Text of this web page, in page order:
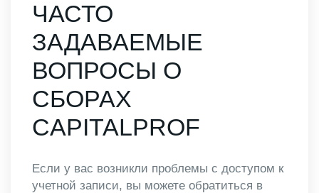
ЧАСТО
ЗАДАВАЕМЫЕ
ВОПРОСЫ О
СБОРАХ
CAPITALPROF
Если у вас возникли проблемы с доступом к
учетной записи, вы можете обратиться в